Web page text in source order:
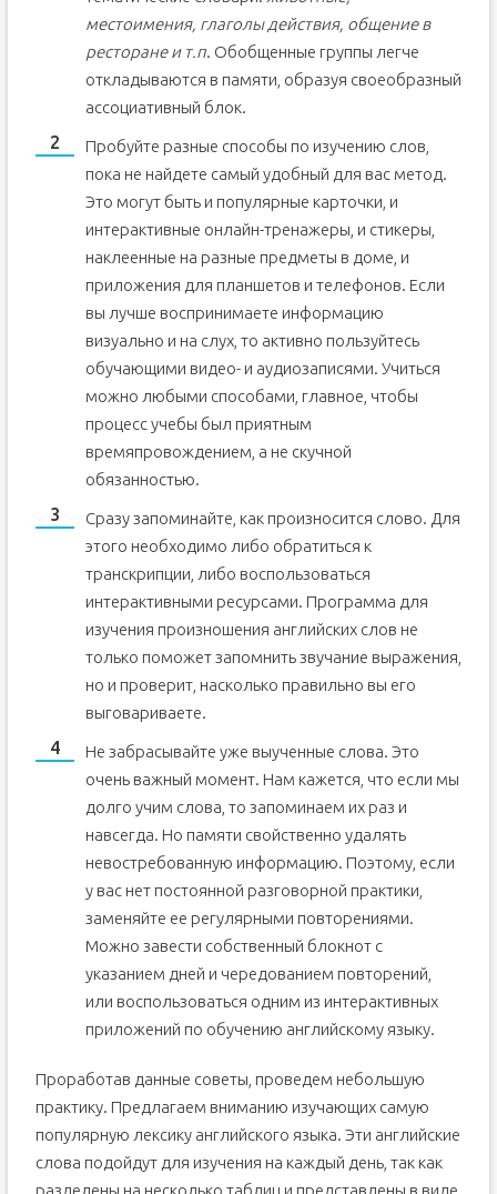
местоимения, глаголы действия, общение в
ресторане и т.п. Обобщенные группы легче
откладываются в памяти, образуя своеобразный
ассоциативный блок.
Пробуйте разные способы по изучению слов,
пока не найдете самый удобный для вас метод.
Это могут быть и популярные карточки, и
интерактивные онлайн-тренажеры, и стикеры,
наклеенные на разные предметы в доме, и
приложения для планшетов и телефонов. Если
вы лучше воспринимаете информацию
визуально и на слух, то активно пользуйтесь
обучающими видео- и аудиозаписями. Учиться
можно любыми способами, главное, чтобы
процесс учебы был приятным
времяпровождением, а не скучной
обязанностью.
Сразу запоминайте, как произносится слово. Для
этого необходимо либо обратиться к
транскрипции, либо воспользоваться
интерактивными ресурсами. Программа для
изучения произношения английских слов не
только поможет запомнить звучание выражения,
но и проверит, насколько правильно вы его
выговариваете.
Не забрасывайте уже выученные слова. Это
очень важный момент. Нам кажется, что если мы
долго учим слова, то запоминаем их раз и
навсегда. Но памяти свойственно удалять
невостребованную информацию. Поэтому, если
у вас нет постоянной разговорной практики,
заменяйте ее регулярными повторениями.
Можно завести собственный блокнот с
указанием дней и чередованием повторений,
или воспользоваться одним из интерактивных
приложений по обучению английскому языку.
Проработав данные советы, проведем небольшую
практику. Предлагаем вниманию изучающих самую
популярную лексику английского языка. Эти английские
слова подойдут для изучения на каждый день, так как
разделены на несколько таблиц и представлены в виде